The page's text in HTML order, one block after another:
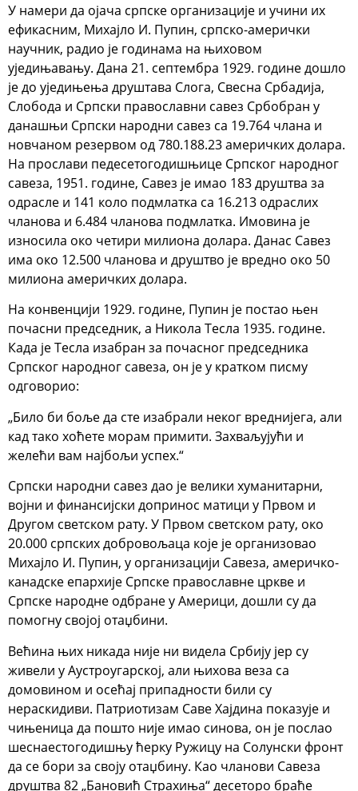
У намери да ојача српске организације и учини их
ефикасним, Михајло И. Пупин, српско-амерички
научник, радио је годинама на њиховом
уједињавању. Дана 21. септембра 1929. године дошло
је до уједињења друштава Слога, Свесна Србадија,
Слобода и Српски православни савез Србобран у
данашњи Српски народни савез са 19.764 члана и
новчаном резервом од 780.188.23 америчких долара.
На прослави педесетогодишњице Српског народног
савеза, 1951. године, Савез је имао 183 друштва за
одрасле и 141 коло подмлатка са 16.213 одраслих
чланова и 6.484 чланова подмлатка. Имовина је
износила око четири милиона долара. Данас Савез
има око 12.500 чланова и друштво је вредно око 50
милиона америчких долара.
На конвенцији 1929. године, Пупин је постао њен
почасни председник, а Никола Тесла 1935. године.
Када је Тесла изабран за почасног председника
Српског народног савеза, он је у кратком писму
одговорио:
„Било би боље да сте изабрали неког вреднијега, али
кад тако хоћете морам примити. Захваљујући и
желећи вам најбољи успех.“
Српски народни савез дао је велики хуманитарни,
војни и финансијски допринос матици у Првом и
Другом светском рату. У Првом светском рату, око
20.000 српских добровољаца које је организовао
Михајло И. Пупин, у организацији Савеза, америчко-
канадске епархије Српске православне цркве и
Српске народне одбране у Америци, дошли су да
помогну својој отаџбини.
Већина њих никада није ни видела Србију јер су
живели у Аустроугарској, али њихова веза са
домовином и осећај припадности били су
нераскидиви. Патриотизам Саве Хајдина показује и
чињеница да пошто није имао синова, он је послао
шеснаестогодишњу ћерку Ружицу на Солунски фронт
да се бори за своју отаџбину. Као чланови Савеза
друштва 82 „Бановић Страхиња“ десеторо браће